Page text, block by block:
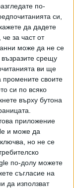
по-
си,
да дадете
за част от
може да не се
срещу
ви ще
промените своите
си по всяко
върху бутона
приложение
и може да
но не се
по-долу можете
съгласие на
да използват
(Пекин
Стела Енева
годишната
в кат.
състезаващи се
си опит
нея през